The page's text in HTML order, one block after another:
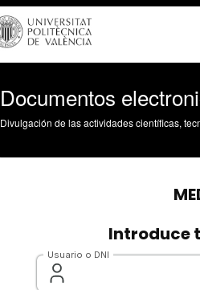
Documentos
Divulgación de las actividades científicas,